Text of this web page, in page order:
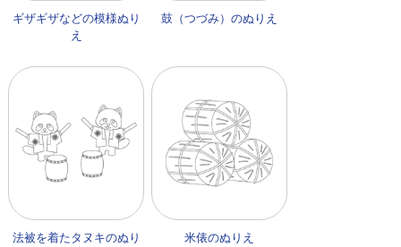
ギザギザなどの模様ぬり
え
鼓（つづみ）のぬりえ
法被を着たタヌキのぬり
米俵のぬりえ